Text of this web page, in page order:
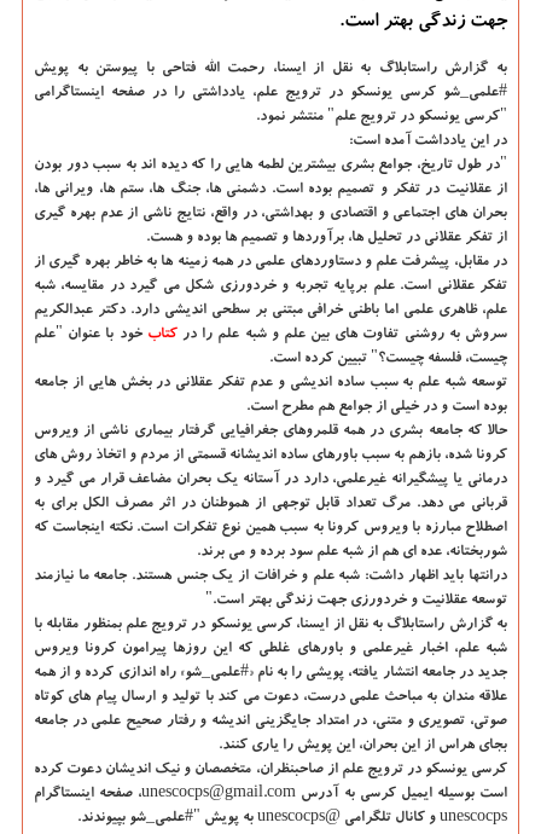
جهت زندگی بهتر است.
به گزارش راستابلاگ به نقل از ایسنا، رحمت الله فتاحی با پیوستن به پویش
#علمی_شو كرسی یونسكو در ترویج علم، یادداشتی را در صفحه اینستاگرامی
"كرسی یونسكو در ترویج علم" منتشر نمود.
در این یادداشت آمده است:
"در طول تاریخ، جوامع بشری بیشترین لطمه هایی را كه دیده اند به سبب دور بودن
از عقلانیت در تفكر و تصمیم بوده است. دشمنی ها، جنگ ها، ستم ها، ویرانی ها،
بحران های اجتماعی و اقتصادی و بهداشتی، در واقع، نتایج ناشی از عدم بهره گیری
از تفكر عقلانی در تحلیل ها، برآوردها و تصمیم ها بوده و هست.
در مقابل، پیشرفت علم و دستاوردهای علمی در همه زمینه ها به خاطر بهره گیری از
تفكر عقلانی است. علم برپایه تجربه و خردورزی شكل می گیرد در مقایسه، شبه
علم، ظاهری علمی اما باطنی خرافی مبتنی بر سطحی اندیشی دارد. دكتر عبدالكریم
سروش به روشنی تفاوت های بین علم و شبه علم را در كتاب خود با عنوان "علم
چیست، فلسفه چیست؟" تبیین كرده است.
توسعه شبه علم به سبب ساده اندیشی و عدم تفكر عقلانی در بخش هایی از جامعه
بوده است و در خیلی از جوامع هم مطرح است.
حالا كه جامعه بشری در همه قلمروهای جغرافیایی گرفتار بیماری ناشی از ویروس
كرونا شده، بازهم به سبب باورهای ساده اندیشانه قسمتی از مردم و اتخاذ روش های
درمانی یا پیشگیرانه غیرعلمی، دارد در آستانه یك بحران مضاعف قرار می گیرد و
قربانی می دهد. مرگ تعداد قابل توجهی از هموطنان در اثر مصرف الكل برای به
اصطلاح مبارزه با ویروس كرونا به سبب همین نوع تفكرات است. نكته اینجاست كه
شوربختانه، عده ای هم از شبه علم سود برده و می برند.
درانتها باید اظهار داشت: شبه علم و خرافات از یك جنس هستند. جامعه ما نیازمند
توسعه عقلانیت و خردورزی جهت زندگی بهتر است."
به گزارش راستابلاگ به نقل از ایسنا، كرسی یونسكو در ترویج علم بمنظور مقابله با
شبه علم، اخبار غیرعلمی و باورهای غلطی كه این روزها پیرامون كرونا ویروس
جدید در جامعه انتشار یافته، پویشی را به نام «#علمی_شو» راه اندازی كرده و از همه
علاقه مندان به مباحث علمی درست، دعوت می كند با تولید و ارسال پیام های كوتاه
صوتی، تصویری و متنی، در امتداد جایگزینی اندیشه و رفتار صحیح علمی در جامعه
بجای هراس از این بحران، این پویش را یاری كنند.
كرسی یونسكو در ترویج علم از صاحبنظران، متخصصان و نیك اندیشان دعوت كرده
است بوسیله ایمیل كرسی به آدرس unescocps@gmail.com، صفحه اینستاگرام
unescocps و كانال تلگرامی @unescocps به پویش "#علمی_شو بپیوندند.